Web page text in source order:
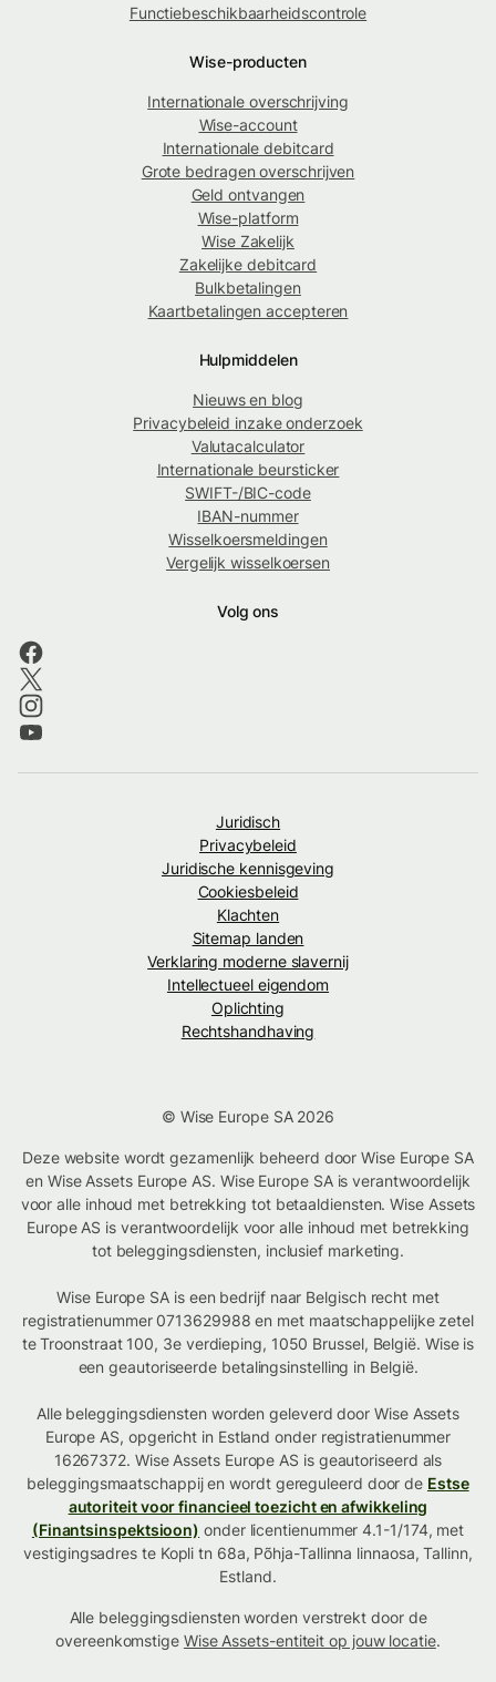
Functiebeschikbaarheidscontrole
Wise-producten
Internationale overschrijving
Wise-account
Internationale debitcard
Grote bedragen overschrijven
Geld ontvangen
Wise-platform
Wise Zakelijk
Zakelijke debitcard
Bulkbetalingen
Kaartbetalingen accepteren
Hulpmiddelen
Nieuws en blog
Privacybeleid inzake onderzoek
Valutacalculator
Internationale beursticker
SWIFT-/BIC-code
IBAN-nummer
Wisselkoersmeldingen
Vergelijk wisselkoersen
Volg ons
Juridisch
Privacybeleid
Juridische kennisgeving
Cookiesbeleid
Klachten
Sitemap landen
Verklaring moderne slavernij
Intellectueel eigendom
Oplichting
Rechtshandhaving
© Wise Europe SA 2026
Deze website wordt gezamenlijk beheerd door Wise Europe SA
en Wise Assets Europe AS. Wise Europe SA is verantwoordelijk
voor alle inhoud met betrekking tot betaaldiensten. Wise Assets
Europe AS is verantwoordelijk voor alle inhoud met betrekking
tot beleggingsdiensten, inclusief marketing.
Wise Europe SA is een bedrijf naar Belgisch recht met
registratienummer 0713629988 en met maatschappelijke zetel
te Troonstraat 100, 3e verdieping, 1050 Brussel, België. Wise is
een geautoriseerde betalingsinstelling in België.
Alle beleggingsdiensten worden geleverd door Wise Assets
Europe AS, opgericht in Estland onder registratienummer
16267372. Wise Assets Europe AS is geautoriseerd als
beleggingsmaatschappij en wordt gereguleerd door de Estse
autoriteit voor financieel toezicht en afwikkeling
(Finantsinspektsioon) onder licentienummer 4.1-1/174, met
vestigingsadres te Kopli tn 68a, Põhja-Tallinna linnaosa, Tallinn,
Estland.
Alle beleggingsdiensten worden verstrekt door de
overeenkomstige Wise Assets-entiteit op jouw locatie.